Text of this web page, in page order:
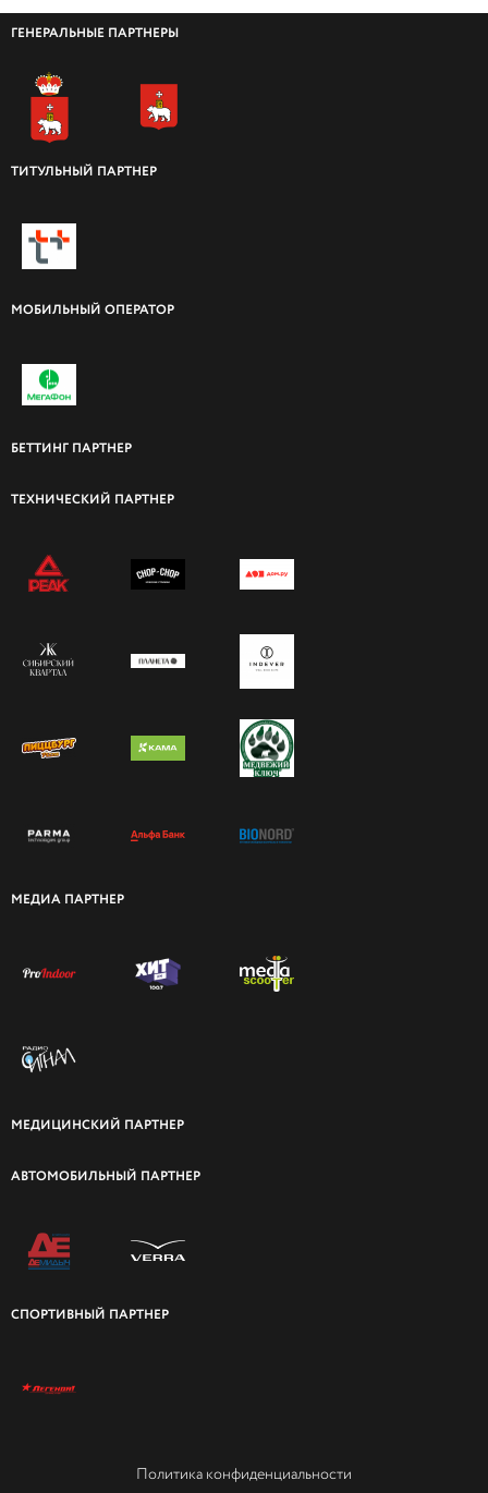
ГЕНЕРАЛЬНЫЕ ПАРТНЕРЫ
ТИТУЛЬНЫЙ ПАРТНЕР
МОБИЛЬНЫЙ ОПЕРАТОР
БЕТТИНГ ПАРТНЕР
ТЕХНИЧЕСКИЙ ПАРТНЕР
МЕДИА ПАРТНЕР
МЕДИЦИНСКИЙ ПАРТНЕР
АВТОМОБИЛЬНЫЙ ПАРТНЕР
СПОРТИВНЫЙ ПАРТНЕР
Политика конфиденциальности